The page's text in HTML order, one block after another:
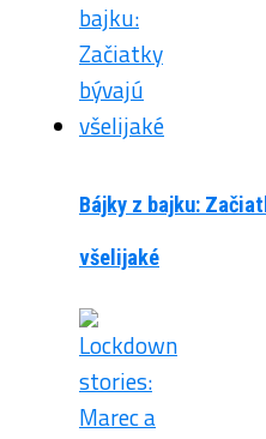
Bájky z bajku:
všelijaké